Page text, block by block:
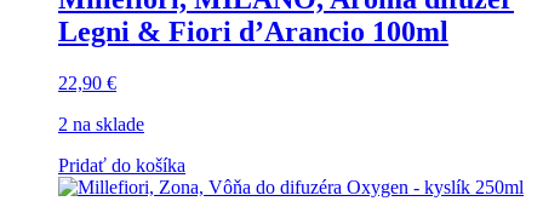
Legni & Fiori d’Arancio 100ml
22,90 €
2 na sklade
Pridať do košíka